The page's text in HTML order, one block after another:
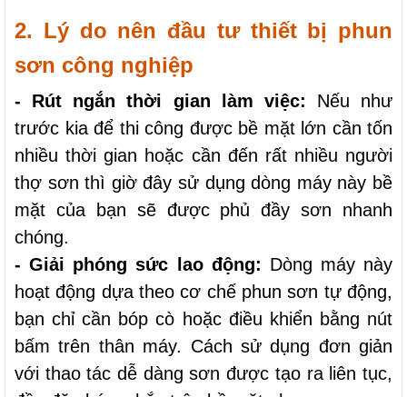
2. Lý do nên đầu tư thiết bị phun
sơn công nghiệp
- Rút ngắn thời gian làm việc: Nếu như
trước kia để thi công được bề mặt lớn cần tốn
nhiều thời gian hoặc cần đến rất nhiều người
thợ sơn thì giờ đây sử dụng dòng máy này bề
mặt của bạn sẽ được phủ đầy sơn nhanh
chóng.
- Giải phóng sức lao động: Dòng máy này
hoạt động dựa theo cơ chế phun sơn tự động,
bạn chỉ cần bóp cò hoặc điều khiển bằng nút
bấm trên thân máy. Cách sử dụng đơn giản
với thao tác dễ dàng sơn được tạo ra liên tục,